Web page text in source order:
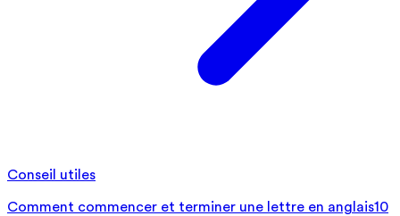
Conseil utiles
Comment commencer et terminer une lettre en anglais10